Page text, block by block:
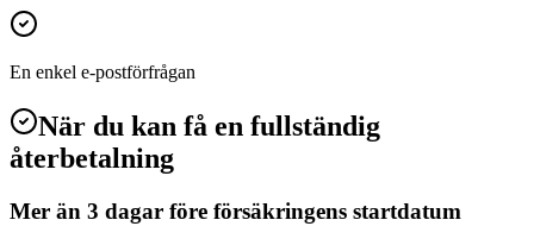
En enkel e-postförfrågan
När du kan få en fullständig
återbetalning
Mer än 3 dagar före försäkringens startdatum